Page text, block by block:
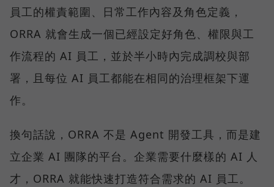
員工的權責範圍、日常工作內容及角色定義，
ORRA 就會生成一個已經設定好角色、權限與工
作流程的 AI 員工，並於半小時內完成調校與部
署，且每位 AI 員工都能在相同的治理框架下運
作。
換句話說，ORRA 不是 Agent 開發工具，而是建
立企業 AI 團隊的平台。企業需要什麼樣的 AI 人
才，ORRA 就能快速打造符合需求的 AI 員工。